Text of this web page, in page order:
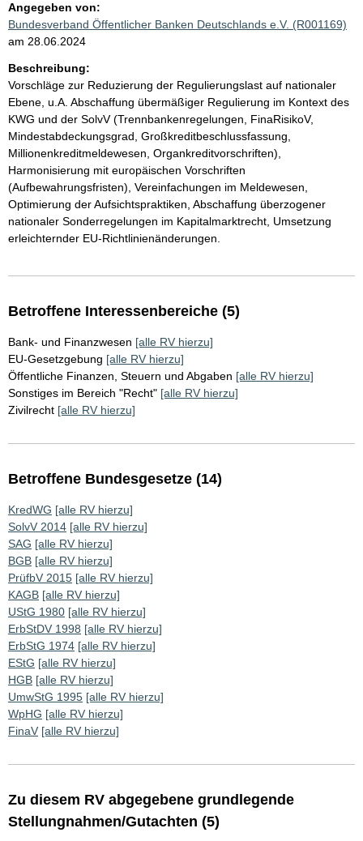
Angegeben von:
Bundesverband Öffentlicher Banken Deutschlands e.V. (R001169)
am 28.06.2024
Beschreibung:
Vorschläge zur Reduzierung der Regulierungslast auf nationaler
Ebene, u.A. Abschaffung übermäßiger Regulierung im Kontext des
KWG und der SolvV (Trennbankenregelungen, FinaRisikoV,
Mindestabdeckungsgrad, Großkreditbeschlussfassung,
Millionenkreditmeldewesen, Organkreditvorschriften),
Harmonisierung mit europäischen Vorschriften
(Aufbewahrungsfristen), Vereinfachungen im Meldewesen,
Optimierung der Aufsichtspraktiken, Abschaffung überzogener
nationaler Sonderregelungen im Kapitalmarktrecht, Umsetzung
erleichternder EU-Richtlinienänderungen.
Betroffene Interessenbereiche (5)
Bank- und Finanzwesen [alle RV hierzu]
EU-Gesetzgebung [alle RV hierzu]
Öffentliche Finanzen, Steuern und Abgaben [alle RV hierzu]
Sonstiges im Bereich "Recht" [alle RV hierzu]
Zivilrecht [alle RV hierzu]
Betroffene Bundesgesetze (14)
KredWG [alle RV hierzu]
SolvV 2014 [alle RV hierzu]
SAG [alle RV hierzu]
BGB [alle RV hierzu]
PrüfbV 2015 [alle RV hierzu]
KAGB [alle RV hierzu]
UStG 1980 [alle RV hierzu]
ErbStDV 1998 [alle RV hierzu]
ErbStG 1974 [alle RV hierzu]
EStG [alle RV hierzu]
HGB [alle RV hierzu]
UmwStG 1995 [alle RV hierzu]
WpHG [alle RV hierzu]
FinaV [alle RV hierzu]
Zu diesem RV abgegebene grundlegende
Stellungnahmen/Gutachten (5)